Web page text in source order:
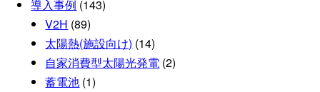
導入事例 (143)
V2H (89)
太陽熱(施設向け) (14)
自家消費型太陽光発電 (2)
蓄電池 (1)